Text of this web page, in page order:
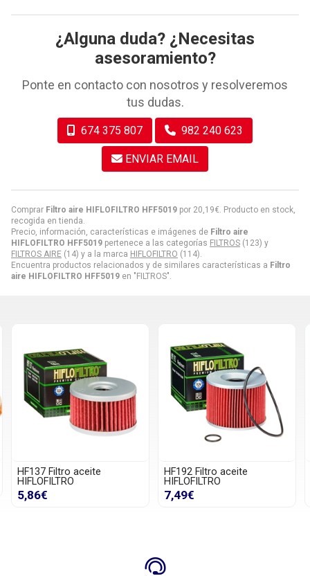
Comprar Filtro aire HIFLOFILTRO HFF5019 por 20,19€ . Producto en stock,
recogida en tienda.
Precio, información, características e imágenes de Filtro aire
HIFLOFILTRO HFF5019 pertenece a las categorías FILTROS (123) y
FILTROS AIRE (14) y a la marca HIFLOFILTRO (114).
Encuentra productos relacionados y de similares características a Filtro
aire HIFLOFILTRO HFF5019 en "FILTROS".
¿Alguna duda? ¿Necesitas
asesoramiento?
Ponte en contacto con nosotros y resolveremos
tus dudas.
674 375 807 982 240 623
ENVIAR EMAIL
HF137 Filtro aceite
HIFLOFILTRO
5,86€
HF192 Filtro aceite
HIFLOFILTRO
7,49€